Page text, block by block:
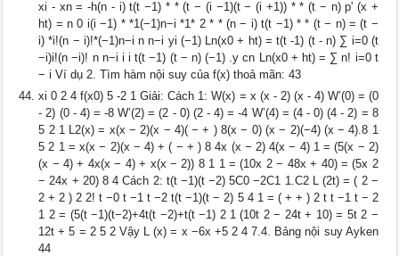
xi - xn = -h(n - i) t(t −1) * * (t − (i −1)(t − (i +1)) * * (t − n) p' (x +
ht) = n 0 i(i −1) * *1(−1)n−i *1* 2 * * (n − i) t(t −1) * * (t − n) = (t −
i) *i!(n − i)!*(−1)n−i n n−i yi (−1) Ln(x0 + ht) = t(t -1) (t - n) ∑ i=0 (t
−i)i!(n −i)! n n−i i i t(t −1) (t − n) (−1) .y cn Ln(x0 + ht) = ∑ n! i=0 t
− i Ví dụ 2. Tìm hàm nội suy của f(x) thoả mãn: 43
xi 0 2 4 f(x0) 5 -2 1 Giải: Cách 1: W(x) = x (x - 2) (x - 4) W’(0) = (0
- 2) (0 - 4) = -8 W’(2) = (2 - 0) (2 - 4) = -4 W’(4) = (4 - 0) (4 - 2) = 8
5 2 1 L2(x) = x(x − 2)(x − 4)( − + ) 8(x − 0) (x − 2)(−4) (x − 4).8 1
5 2 1 = x(x − 2)(x − 4) + ( − + ) 8 4x (x − 2) 4(x − 4) 1 = (5(x − 2)
(x − 4) + 4x(x − 4) + x(x − 2)) 8 1 1 = (10x 2 − 48x + 40) = (5x 2
− 24x + 20) 8 4 Cách 2: t(t −1)(t −2) 5C0 −2C1 1.C2 L (2t) = ( 2 −
2 + 2 ) 2 2! t −0 t −1 t −2 t(t −1)(t − 2) 5 4 1 = ( + + ) 2 t t −1 t − 2
1 2 = (5(t −1)(t−2)+4t(t −2)+t(t −1) 2 1 (10t 2 − 24t + 10) = 5t 2 −
12t + 5 = 2 5 2 Vậy L (x) = x −6x +5 2 4 7.4. Bảng nội suy Ayken
44